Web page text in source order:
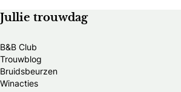
Jullie trouwdag
B&B Club
Trouwblog
Bruidsbeurzen
Winacties